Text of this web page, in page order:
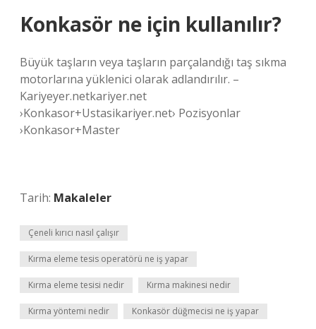
Konkasör ne için kullanılır?
Büyük taşların veya taşların parçalandığı taş sıkma
motorlarına yüklenici olarak adlandırılır. –
Kariyeyer.netkariyer.net
›Konkasor+Ustasikariyer.net› Pozisyonlar
›Konkasor+Master
Tarih: Makaleler
Çeneli kırıcı nasıl çalışır
Kırma eleme tesis operatörü ne iş yapar
Kırma eleme tesisi nedir Kırma makinesi nedir
Kırma yöntemi nedir Konkasör düğmecisi ne iş yapar